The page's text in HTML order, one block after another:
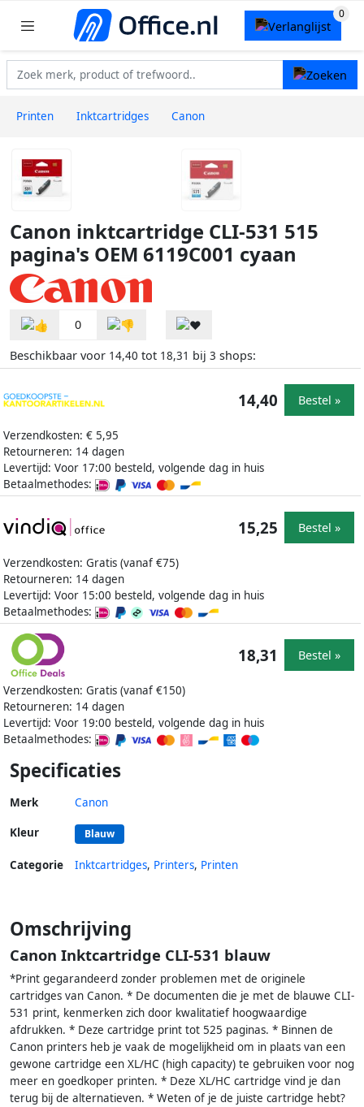
Printen Inktcartridges Canon
Canon inktcartridge CLI-531 515
pagina's OEM 6119C001 cyaan
0
Beschikbaar voor 14,40 tot 18,31 bij 3 shops:
Verzendkosten: € 5,95
Retourneren: 14 dagen
Levertijd: Voor 17:00 besteld, volgende dag in huis
Betaalmethodes:
14,40 Bestel »
Verzendkosten: Gratis (vanaf €75)
Retourneren: 14 dagen
Levertijd: Voor 15:00 besteld, volgende dag in huis
Betaalmethodes:
15,25 Bestel »
Verzendkosten: Gratis (vanaf €150)
Retourneren: 14 dagen
Levertijd: Voor 19:00 besteld, volgende dag in huis
Betaalmethodes:
18,31 Bestel »
Specificaties
Merk Canon
Kleur Blauw
Categorie Inktcartridges, Printers, Printen
Omschrijving
Canon Inktcartridge CLI-531 blauw
*Print gegarandeerd zonder problemen met de originele
cartridges van Canon. * De documenten die je met de blauwe CLI-
531 print, kenmerken zich door kwalitatief hoogwaardige
afdrukken. * Deze cartridge print tot 525 paginas. * Binnen de
Canon printers heb je vaak de mogelijkheid om in plaats van een
gewone cartridge een XL/HC (high capacity) te gebruiken voor nog
meer en goedkoper printen. * Deze XL/HC cartridge vind je dan
terug bij de alternatieven. * Weten of je de juiste cartridge hebt?